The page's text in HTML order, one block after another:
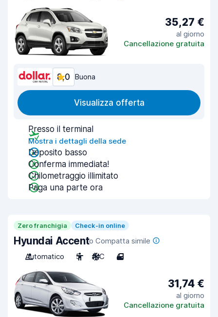
35,27 €
al giorno
Cancellazione gratuita
8,0 Buona
Visualizza offerta
Presso il terminal
Mostra i dettagli della sede
Deposito basso
Conferma immediata!
Chilometraggio illimitato
Paga una parte ora
Zero franchigia Check-in online
Hyundai Accento Compatta simile
Automatico
5 A/C 4
31,74 €
al giorno
Cancellazione gratuita